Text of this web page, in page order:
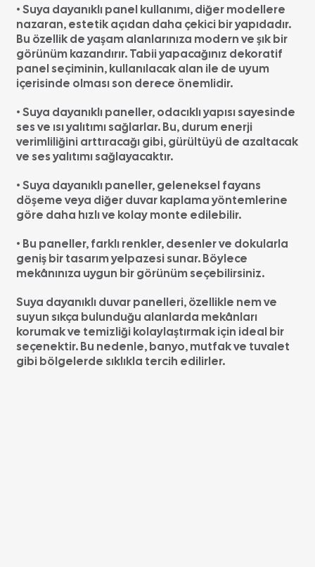
• Suya dayanıklı panel kullanımı, diğer modellere
nazaran, estetik açıdan daha çekici bir yapıdadır.
Bu özellik de yaşam alanlarınıza modern ve şık bir
görünüm kazandırır. Tabii yapacağınız dekoratif
panel seçiminin, kullanılacak alan ile de uyum
içerisinde olması son derece önemlidir.
• Suya dayanıklı paneller, odacıklı yapısı sayesinde
ses ve ısı yalıtımı sağlarlar. Bu, durum enerji
verimliliğini arttıracağı gibi, gürültüyü de azaltacak
ve ses yalıtımı sağlayacaktır.
• Suya dayanıklı paneller, geleneksel fayans
döşeme veya diğer duvar kaplama yöntemlerine
göre daha hızlı ve kolay monte edilebilir.
• Bu paneller, farklı renkler, desenler ve dokularla
geniş bir tasarım yelpazesi sunar. Böylece
mekânınıza uygun bir görünüm seçebilirsiniz.
Suya dayanıklı duvar panelleri, özellikle nem ve
suyun sıkça bulunduğu alanlarda mekânları
korumak ve temizliği kolaylaştırmak için ideal bir
seçenektir. Bu nedenle, banyo, mutfak ve tuvalet
gibi bölgelerde sıklıkla tercih edilirler.